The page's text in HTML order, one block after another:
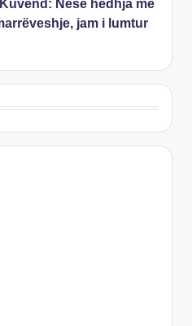
Nëse hedhja me
jam i lumtur